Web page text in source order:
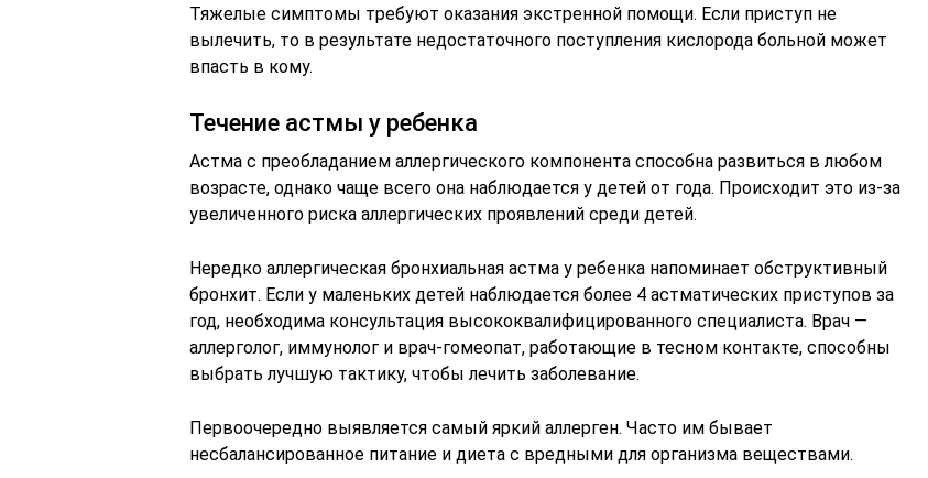
Тяжелые симптомы требуют оказания экстренной помощи. Если приступ не
вылечить, то в результате недостаточного поступления кислорода больной может
впасть в кому.
Течение астмы у ребенка
Астма с преобладанием аллергического компонента способна развиться в любом
возрасте, однако чаще всего она наблюдается у детей от года. Происходит это из-за
увеличенного риска аллергических проявлений среди детей.
Нередко аллергическая бронхиальная астма у ребенка напоминает обструктивный
бронхит. Если у маленьких детей наблюдается более 4 астматических приступов за
год, необходима консультация высококвалифицированного специалиста. Врач —
аллерголог, иммунолог и врач-гомеопат, работающие в тесном контакте, способны
выбрать лучшую тактику, чтобы лечить заболевание.
Первоочередно выявляется самый яркий аллерген. Часто им бывает
несбалансированное питание и диета с вредными для организма веществами.